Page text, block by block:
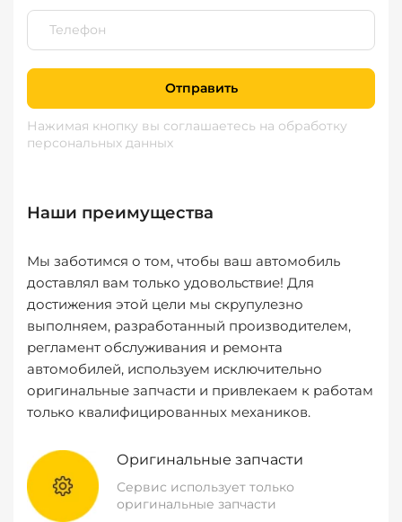
Отправить
Нажимая кнопку вы соглашаетесь на обработку
персональных данных
Наши преимущества
Мы заботимся о том, чтобы ваш автомобиль
доставлял вам только удовольствие! Для
достижения этой цели мы скрупулезно
выполняем, разработанный производителем,
регламент обслуживания и ремонта
автомобилей, используем исключительно
оригинальные запчасти и привлекаем к работам
только квалифицированных механиков.
Оригинальные запчасти
Сервис использует только
оригинальные запчасти